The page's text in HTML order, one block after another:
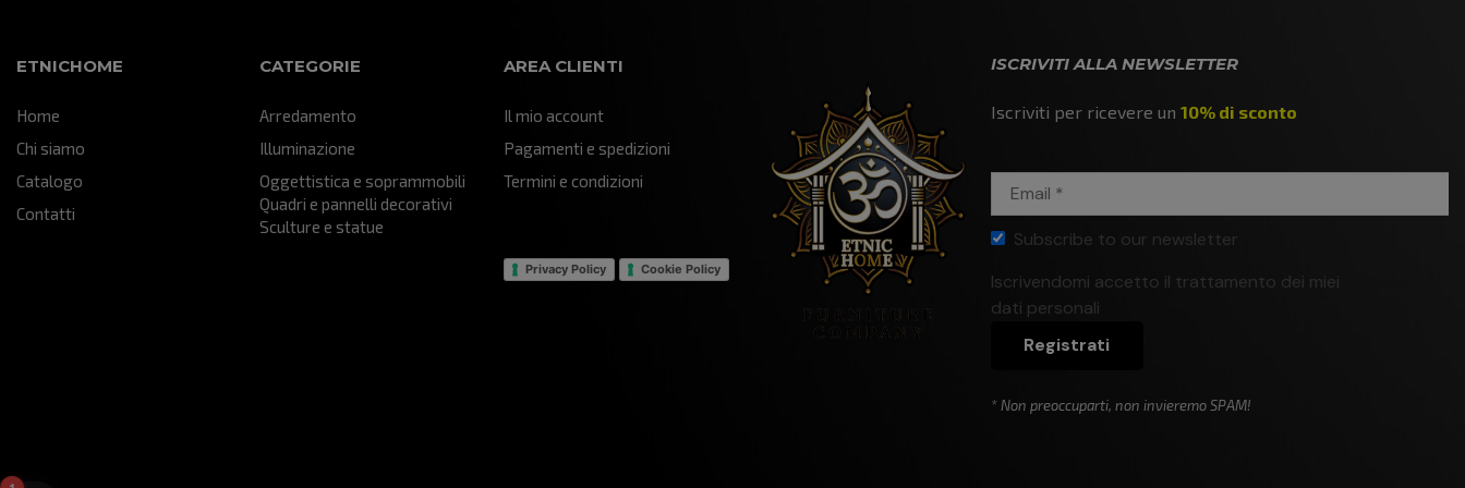
della mia attività...sono certo che
farà un figurone!!! grazie mille...mi
progetto che nasce da lontano!!!
ETNICHOME
Home
Chi siamo
Catalogo
Contatti
CATEGORIE
Arredamento
Illuminazione
Oggettistica e soprammobili
Quadri e pannelli decorativi
Sculture e statue
AREA CLIENTI
Il mio account
Pagamenti e spedizioni
Termini e condizioni
Privacy Policy Cookie Policy
ISCRIVITI ALLA NEWSLETTER
Iscriviti per ricevere un 10% di sconto
Subscribe to our newsletter
Iscrivendomi accetto il trattamento dei miei
dati personali
Registrati
* Non preoccuparti, non invieremo SPAM!